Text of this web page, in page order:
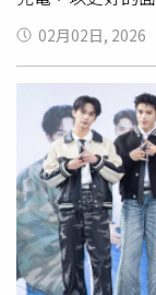
方的工作邀約不
們在入伍前也完
持續更新，陪伴
、哲言、子翔
是在兩個通告的
伍，並未公開時
合的車站都可見
伍，兩人集合的
表，大批粉絲為
橋車站上車，同
秩序，沒有干擾
02月02日, 2026